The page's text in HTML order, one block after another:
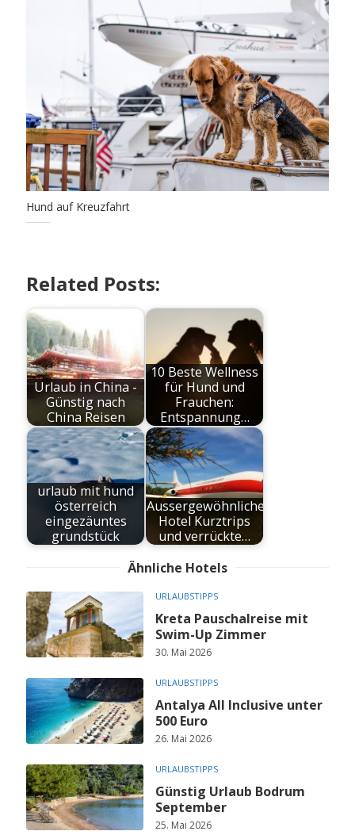
Hund auf Kreuzfahrt
Related Posts:
Urlaub in China -
Günstig nach
China Reisen
10 Beste Wellness
für Hund und
Frauchen:
Entspannung…
urlaub mit hund
österreich
eingezäuntes
grundstück
Aussergewöhnliche
Hotel Kurztrips
und verrückte…
Ähnliche Hotels
URLAUBSTIPPS
Kreta Pauschalreise mit
Swim-Up Zimmer
30. Mai 2026
URLAUBSTIPPS
Antalya All Inclusive unter
500 Euro
26. Mai 2026
URLAUBSTIPPS
Günstig Urlaub Bodrum
September
25. Mai 2026